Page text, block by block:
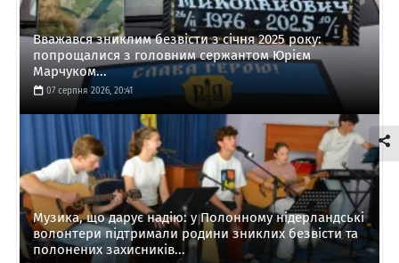
Вважався зниклим безвісти з січня 2025 року:
попрощалися з головним сержантом Юрієм
Марчуком...
07 серпня 2026, 20:41
Музика, що дарує надію: у Полонному нідерландські
волонтери підтримали родини зниклих безвісти та
полонених захисників...